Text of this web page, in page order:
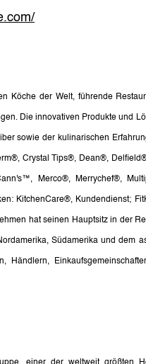
Köche der Welt, führende
Die innovativen Produkte und
sowie der kulinarischen
Crystal Tips®, Dean®,
Merco®, Merrychef®,
KitchenCare®, Kundendienst;
hat seinen Hauptsitz in der
Südamerika und dem